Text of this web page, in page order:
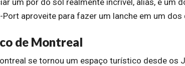
um pôr do sol realmente incrível, aliás, é um
Port aproveite para fazer um lanche em um
de Montreal
se tornou um espaço turístico desde os